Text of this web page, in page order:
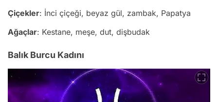
Çiçekler: İnci çiçeği, beyaz gül, zambak, Papatya
Ağaçlar: Kestane, meşe, dut, dişbudak
Balık Burcu Kadını